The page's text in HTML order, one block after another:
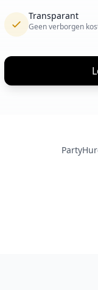
Transparant
Geen verborgen